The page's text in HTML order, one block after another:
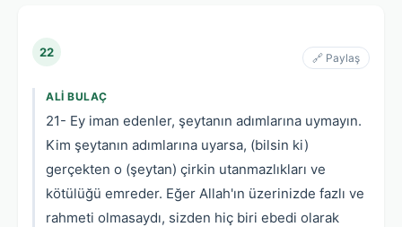
22 🔗 Paylaş
ALI BULAÇ
21- Ey iman edenler, şeytanın adımlarına uymayın.
Kim şeytanın adımlarına uyarsa, (bilsin ki)
gerçekten o (şeytan) çirkin utanmazlıkları ve
kötülüğü emreder. Eğer Allah'ın üzerinizde fazlı ve
rahmeti olmasaydı, sizden hiç biri ebedi olarak